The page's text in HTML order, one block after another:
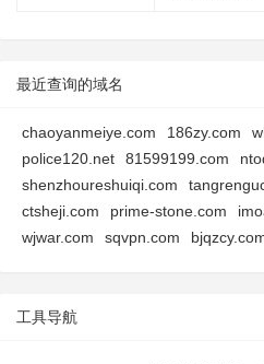
最近查询的域名
chaoyanmeiye.com 186zy.com
police120.net
81599199.com
shenzhoureshuiqi.com
ctsheji.com
prime-stone.com
wjwar.com
sqvpn.com
工具导航